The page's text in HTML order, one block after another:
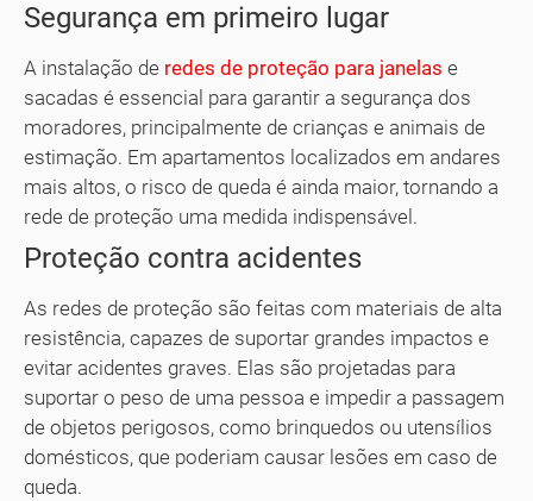
Segurança em primeiro lugar
A instalação de redes de proteção para janelas e
sacadas é essencial para garantir a segurança dos
moradores, principalmente de crianças e animais de
estimação. Em apartamentos localizados em andares
mais altos, o risco de queda é ainda maior, tornando a
rede de proteção uma medida indispensável.
Proteção contra acidentes
As redes de proteção são feitas com materiais de alta
resistência, capazes de suportar grandes impactos e
evitar acidentes graves. Elas são projetadas para
suportar o peso de uma pessoa e impedir a passagem
de objetos perigosos, como brinquedos ou utensílios
domésticos, que poderiam causar lesões em caso de
queda.